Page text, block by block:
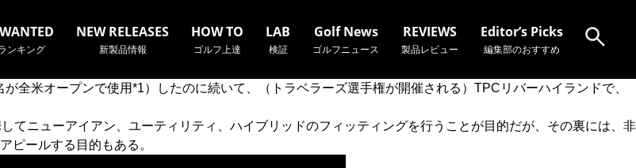
ンキング
NEW RELEASES
新製品情報
HOW TO
ゴルフ上達
LAB
検証
Golf News
ゴルフニュース
REVIEWS
製品レビュー
Editor’s Picks
編集部のおすすめ
全米オープンで使用*1）したのに続いて、（トラベラーズ選手権が開催される）TPCリバーハイランドで、
てニューアイアン、ユーティリティ、ハイブリッドのフィッティングを行うことが目的だが、その裏には、非
ピールする目的もある。
検索